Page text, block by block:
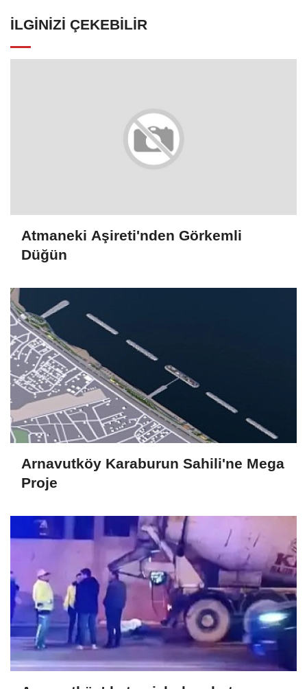
İLGINIZI ÇEKEBILIR
Atmaneki Aşireti'nden Görkemli
Düğün
Arnavutköy Karaburun Sahili'ne Mega
Proje